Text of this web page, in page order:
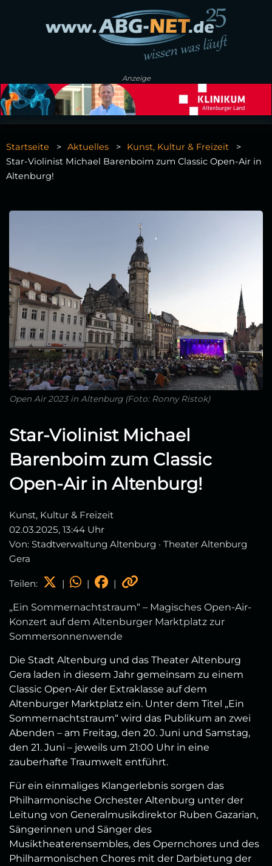
Anzeige
Startseite Aktuelles
Kunst, Kultur & Freizeit
Star-Violinist Michael Barenboim zum Classic Open-Air in
Altenburg!
Open Air 2023 in Altenburg (Foto: Ronny Ristok)
Star-Violinist Michael
Barenboim zum Classic
Open-Air in Altenburg!
Kunst, Kultur & Freizeit
02.03.2025, 13:44 Uhr
Von: Stadtverwaltung Altenburg · Theater Altenburg
Gera
Teilen: | | |
„Ein Sommernachtstraum“ – Magisches Open-Air-
Konzert auf dem Altenburger Marktplatz zur
Sommersonnenwende
Die Stadt Altenburg und das Theater Altenburg
Gera laden in diesem Jahr gemeinsam zu einem
Classic Open-Air der Extraklasse auf dem
Altenburger Marktplatz ein. Unter dem Titel „Ein
Sommernachtstraum“ wird das Publikum an zwei
Abenden – am Freitag, den 20. Juni und Samstag,
den 21. Juni – jeweils um 21:00 Uhr in eine
zauberhafte Traumwelt entführt.
Für ein einmaliges Klangerlebnis sorgen das
Philharmonische Orchester Altenburg unter der
Leitung von Generalmusikdirektor Ruben Gazarian,
Sängerinnen und Sänger des
Musiktheaterensembles, des Opernchores und des
Philharmonischen Chores mit der Darbietung der